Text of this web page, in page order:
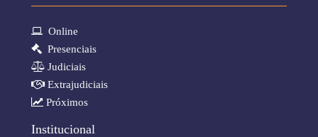
Online
Presenciais
Judiciais
Extrajudiciais
Próximos
Institucional